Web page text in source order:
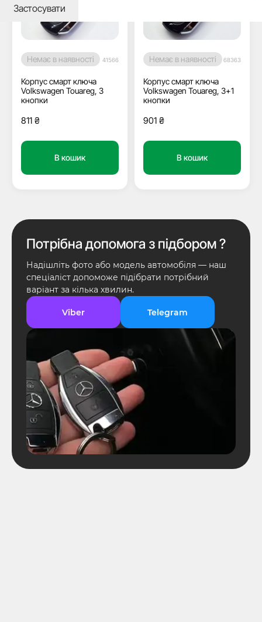
Застосувати
Немає в наявності 41566
Корпус смарт ключа
Volkswagen Touareg, 3
кнопки
811 ₴
В кошик
Немає в наявності 68363
Корпус смарт ключа
Volkswagen Touareg, 3+1
кнопки
901 ₴
В кошик
Потрібна допомога з підбором ?
Надішліть фото або модель автомобіля — наш
спеціаліст допоможе підібрати потрібний
варіант за кілька хвилин.
Viber Telegram